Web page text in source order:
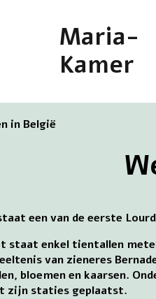
Maria-
Kamer
in België
een van de eerste
staat enkel tientallen
van zieneres
bloemen en kaarsen.
zijn staties geplaatst.